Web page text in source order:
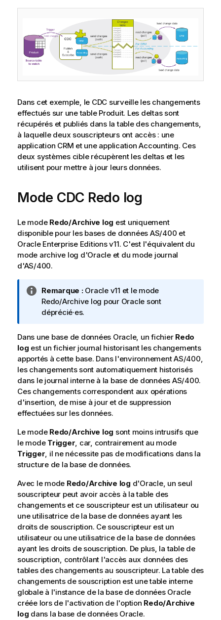
Dans cet exemple, le CDC surveille les changements
effectués sur une table Produit. Les deltas sont
récupérés et publiés dans la table des changements,
à laquelle deux souscripteurs ont accès : une
application CRM et une application Accounting. Ces
deux systèmes cible récupèrent les deltas et les
utilisent pour mettre à jour leurs données.
Mode CDC Redo log
Le mode Redo/Archive log est uniquement
disponible pour les bases de données AS/400 et
Oracle Enterprise Editions v11. C'est l'équivalent du
mode archive log d'Oracle et du mode journal
d'AS/400.
N
o
t
I
n
f
o
r
m
a
t
o
n
s
Remarque :Oracle v11 et le mode
Redo/Archive log pour Oracle sont
déprécié·es.
Dans une base de données Oracle, un fichier Redo
log est un fichier journal historisant les changements
apportés à cette base. Dans l'environnement AS/400,
les changements sont automatiquement historisés
dans le journal interne à la base de données AS/400.
Ces changements correspondent aux opérations
d'insertion, de mise à jour et de suppression
effectuées sur les données.
Le mode Redo/Archive log sont moins intrusifs que
le mode Trigger, car, contrairement au mode
Trigger, il ne nécessite pas de modifications dans la
structure de la base de données.
Avec le mode Redo/Archive log d'Oracle, un seul
souscripteur peut avoir accès à la table des
changements et ce souscripteur est un utilisateur ou
une utilisatrice de la base de données ayant les
droits de souscription. Ce souscripteur est un
utilisateur ou une utilisatrice de la base de données
ayant les droits de souscription. De plus, la table de
souscription, contrôlant l'accès aux données des
tables des changements au souscripteur. La table des
changements de souscription est une table interne
globale à l'instance de la base de données Oracle
créée lors de l'activation de l'option Redo/Archive
log dans la base de données Oracle.